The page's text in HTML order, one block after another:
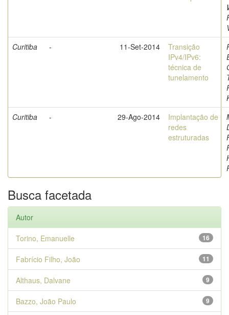
Curitiba
- 11-Set-2014
Transição
IPv4/IPv6:
técnica de
tunelamento
Curitiba
- 29-Ago-2014
Implantação de
redes
estruturadas
Busca facetada
Autor
16
Torino, Emanuelle
11
Fabrício Filho, João
9
Althaus, Dalvane
9
Bazzo, João Paulo